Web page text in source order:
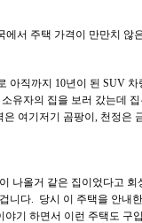
서 주택 가격이 만만치 않
아직까지 10년이 된 SUV
유자의 집을 보러 갔는데
여기저기 곰팡이, 천정은
나올거 같은 집이었다고
니다. 당시 이 주택을 안내
야기 하면서 이런 주택도